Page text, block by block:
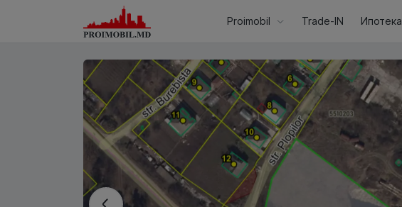
Proimobil Trade-IN Ипотека